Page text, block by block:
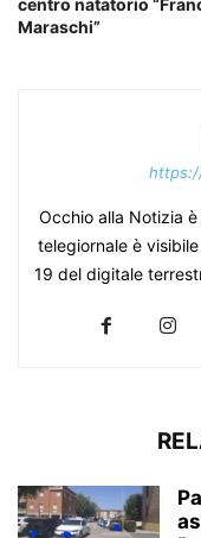
centro natatorio
Maraschi”
Occhio alla Notizia
telegiornale è
19 del digitale